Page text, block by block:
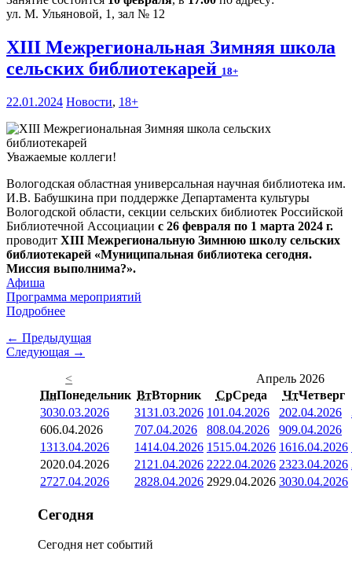
ул. М. Ульяновой, 1, зал № 12
XIII Межрегиональная Зимняя школа
сельских библиотекарей 18+
22.01.2024 Новости, 18+
Уважаемые коллеги!
Вологодская областная универсальная научная библиотека им.
И.В. Бабушкина при поддержке Департамента культуры
Вологодской области, секции сельских библиотек Российской
Библиотечной Ассоциации с 26 февраля по 1 марта 2024 г.
проводит XIII Межрегиональную Зимнюю школу сельских
библиотекарей «Муниципальная библиотека сегодня.
Миссия выполнима?».
Афиша
Программа мероприятий
Подробнее
← Предыдущая
Следующая →
<
Апрель 2026
ПнПонедельник ВтВторник СрСреда ЧтЧетверг
3030.03.2026 3131.03.2026 101.04.2026 202.04.2026
606.04.2026 707.04.2026 808.04.2026 909.04.2026
1313.04.2026 1414.04.2026 1515.04.2026 1616.04.2026
2020.04.2026 21 21.04.2026 2222.04.2026 2323.04.2026
2727.04.2026 2828.04.2026 2929.04.2026 3030.04.2026
Сегодня
Сегодня нет событий